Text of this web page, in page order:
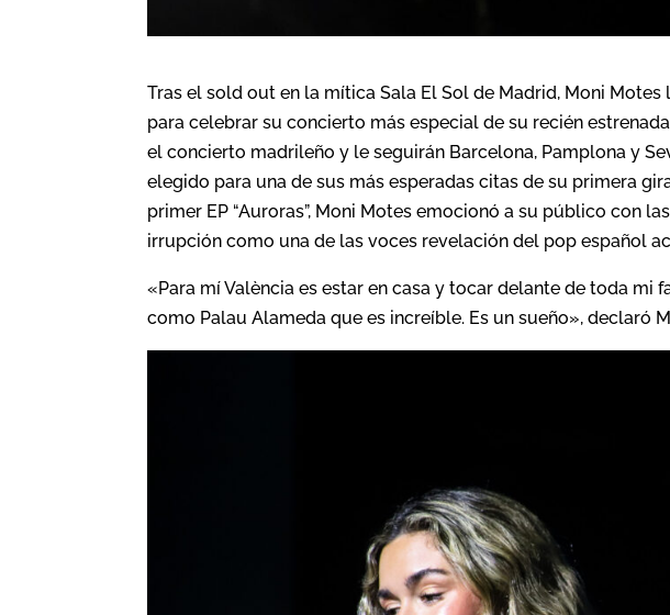
Tras el sold out en la mítica Sala El Sol de Madrid, Moni
para celebrar su concierto más especial de su recién
el concierto madrileño y le seguirán Barcelona, Pamplona y
elegido para una de sus más esperadas citas de su primera
primer EP “Auroras”, Moni Motes emocionó a su público con
irrupción como una de las voces revelación del pop español
«Para mí València es estar en casa y tocar delante de toda mi
como Palau Alameda que es increíble. Es un sueño», declaró